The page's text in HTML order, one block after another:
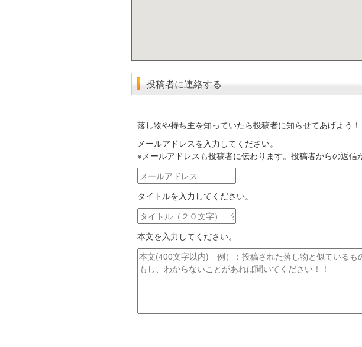
投稿者に連絡する
落し物や持ち主を知っていたら投稿者に知らせてあげよう！
メールアドレスを入力してください。
※メールアドレスも投稿者に伝わります。投稿者からの返信
メ
ー
ル
ア
ド
レ
ス
タイトルを入力してください。
タ
イ
ト
ル
本文を入力してください。
本
文